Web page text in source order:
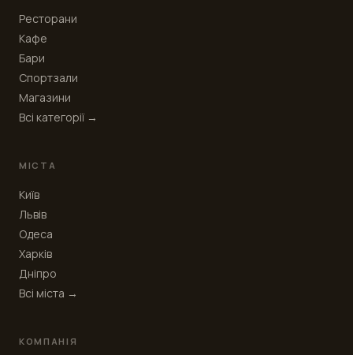
Ресторани
Кафе
Бари
Спортзали
Магазини
Всі категорії →
МІСТА
Київ
Львів
Одеса
Харків
Дніпро
Всі міста →
КОМПАНІЯ